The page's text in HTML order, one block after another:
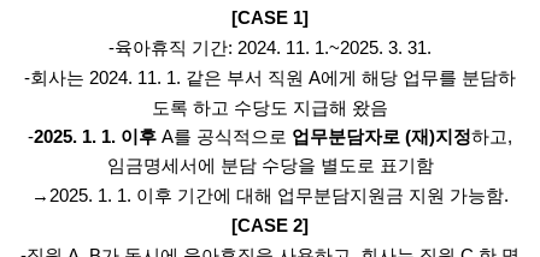
[CASE 1]
-육아휴직 기간: 2024. 11. 1.~2025. 3. 31.
-회사는 2024. 11. 1. 같은 부서 직원 A에게 해당 업무를 분담하
도록 하고 수당도 지급해 왔음
-2025. 1. 1. 이후 A를 공식적으로 업무분담자로 (재)지정하고,
임금명세서에 분담 수당을 별도로 표기함
→2025. 1. 1. 이후 기간에 대해 업무분담지원금 지원 가능함.
[CASE 2]